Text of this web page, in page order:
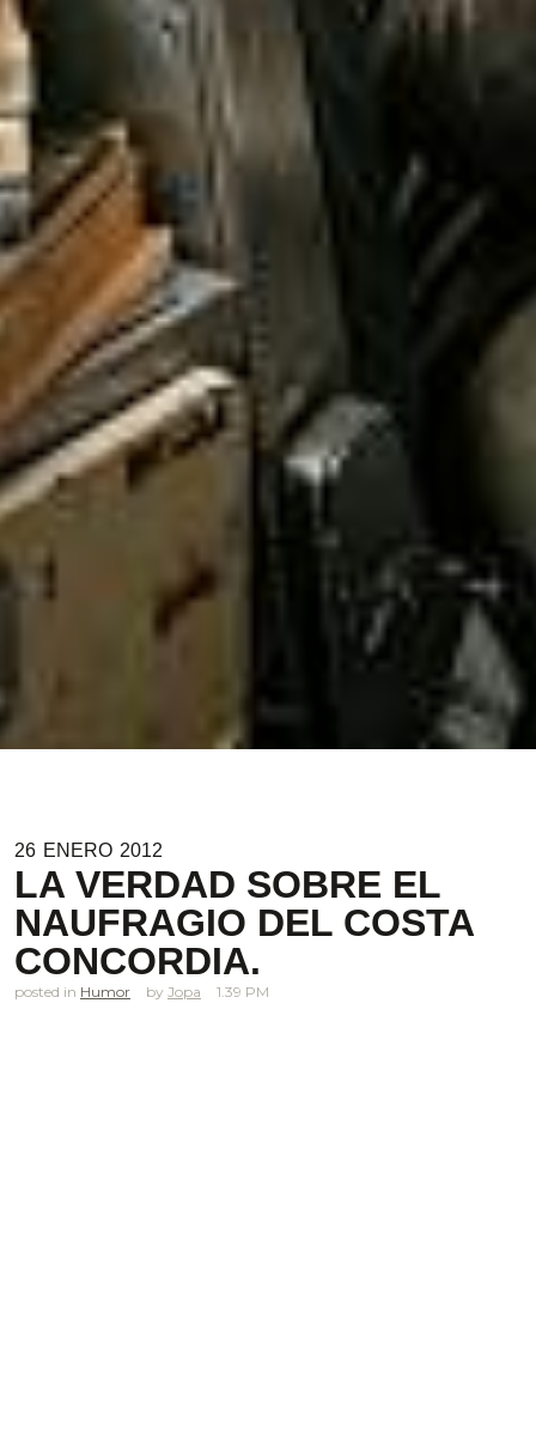
26 ENERO 2012
LA VERDAD SOBRE EL
NAUFRAGIO DEL COSTA
CONCORDIA.
posted in Humor Jopa 1.39 PM